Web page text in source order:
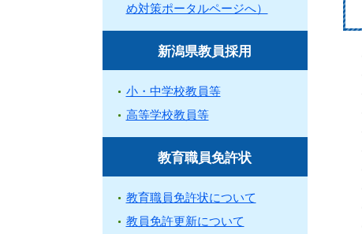
め対策ポータルページへ）
新潟県教員採用
小・中学校教員等
高等学校教員等
教育職員免許状
教育職員免許状について
教員免許更新について